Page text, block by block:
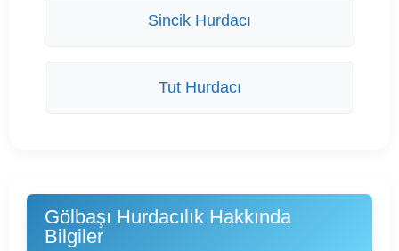
Sincik Hurdacı
Tut Hurdacı
Gölbaşı Hurdacılık Hakkında
Bilgiler